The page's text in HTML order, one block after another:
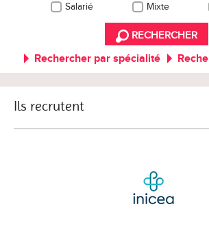
Salarié Mixte
RECHERCHER
Rechercher par spécialité
Ils recrutent